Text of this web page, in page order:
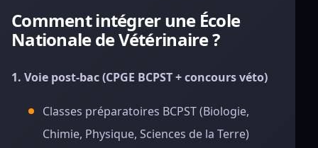
Comment intégrer une École
Nationale de Vétérinaire ?
1. Voie post-bac (CPGE BCPST + concours véto)
Classes préparatoires BCPST (Biologie,
Chimie, Physique, Sciences de la Terre)